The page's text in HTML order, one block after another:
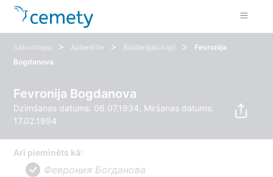
Sākumlapa > Apbedītie > Bolderājas kapi >
Fevronija
Bogdanova
Fevronija Bogdanova
Dzimšanas datums: 06.07.1934, Miršanas datums:
17.02.1994
Arī pieminēts kā:
Феврония Богданова